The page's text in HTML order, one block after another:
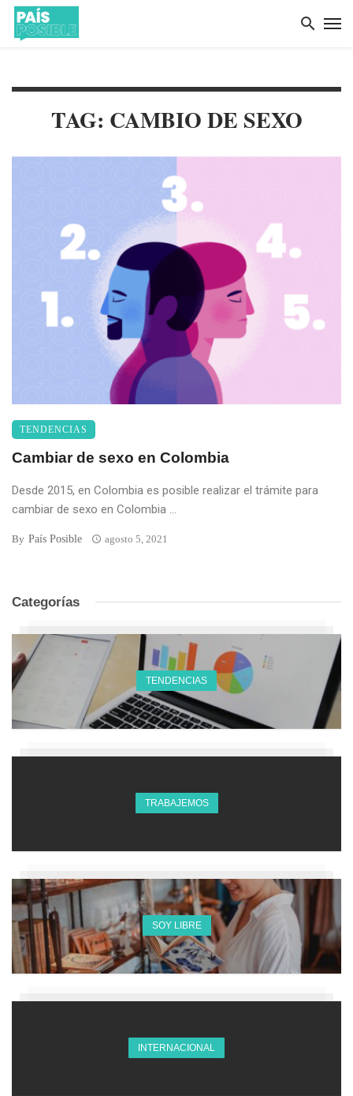
TAG: CAMBIO DE SEXO
TENDENCIAS
Cambiar de sexo en Colombia
Desde 2015, en Colombia es posible realizar el trámite para
cambiar de sexo en Colombia ...
By País Posible agosto 5, 2021
Categorías
TENDENCIAS
TRABAJEMOS
SOY LIBRE
INTERNACIONAL